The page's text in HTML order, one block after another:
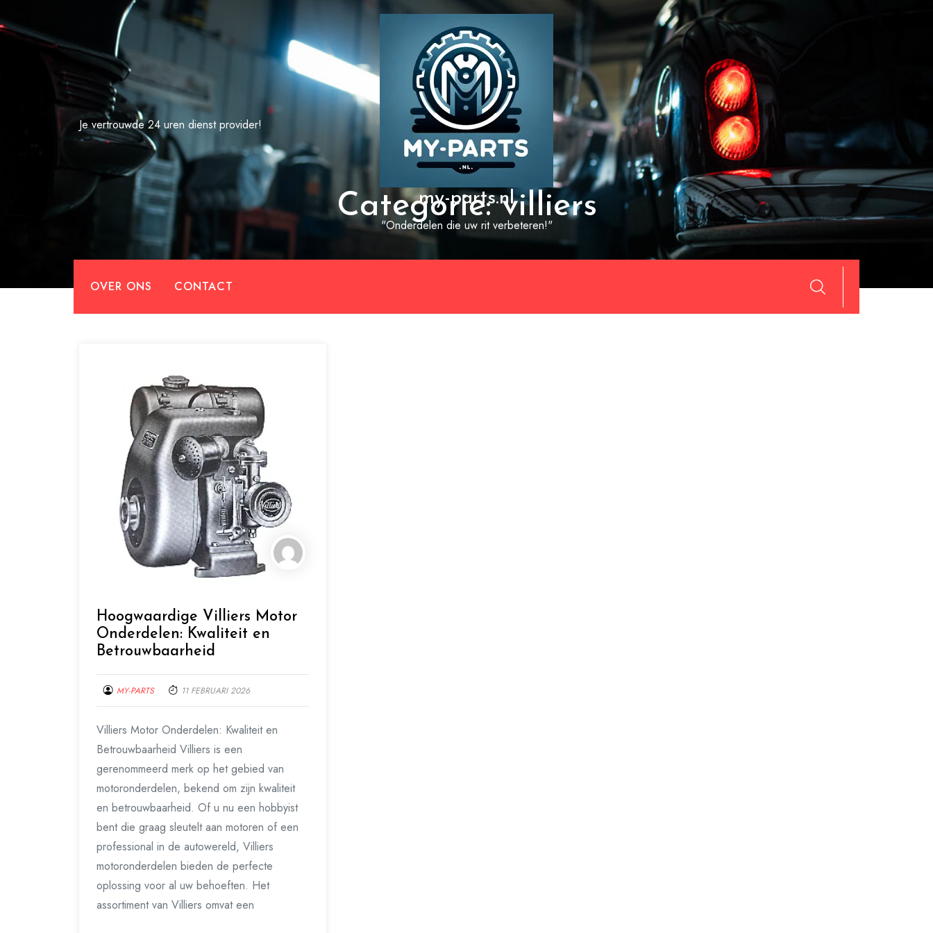
naar
Je vertrouwde 24 uren dienst provider!
my-parts.nl
"Onderdelen die uw rit verbeteren!"
OVER ONS CONTACT
Categorie:villiers
Hoogwaardige Villiers Motor
Onderdelen: Kwaliteit en
Betrouwbaarheid
MY-PARTS 11 FEBRUARI 2026
Villiers Motor Onderdelen: Kwaliteit en
Betrouwbaarheid Villiers is een
gerenommeerd merk op het gebied van
motoronderdelen, bekend om zijn kwaliteit
en betrouwbaarheid. Of u nu een hobbyist
bent die graag sleutelt aan motoren of een
professional in de autowereld, Villiers
motoronderdelen bieden de perfecte
oplossing voor al uw behoeften. Het
assortiment van Villiers omvat een